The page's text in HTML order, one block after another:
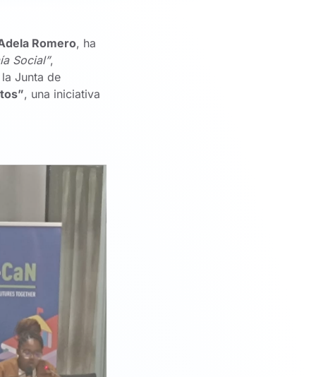
Romero, ha
Social”,
Junta de
, una iniciativa